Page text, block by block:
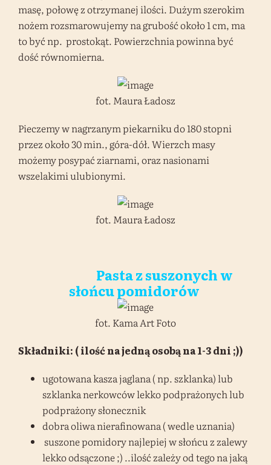
masę, połowę z otrzymanej ilości. Dużym szerokim
nożem rozsmarowujemy na grubość około 1 cm, ma
to być np. prostokąt. Powierzchnia powinna być
dość równomierna.
fot. Maura Ładosz
Pieczemy w nagrzanym piekarniku do 180 stopni
przez około 30 min., góra-dół. Wierzch masy
możemy posypać ziarnami, oraz nasionami
wszelakimi ulubionymi.
fot. Maura Ładosz
Pasta z suszonych w
słońcu pomidorów
fot. Kama Art Foto
Składniki: ( ilość na jedną osobą na 1-3 dni ;))
ugotowana kasza jaglana ( np. szklanka) lub
szklanka nerkowców lekko podprażonych lub
podprażony słonecznik
dobra oliwa nierafinowana ( wedle uznania)
suszone pomidory najlepiej w słońcu z zalewy
lekko odsączone ;) ..ilość zależy od tego na jaką